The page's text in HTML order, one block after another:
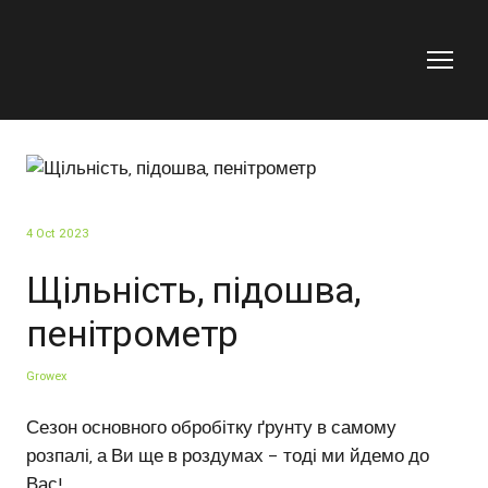
4 Oct 2023
Щільність, підошва,
пенітрометр
Growex
Сезон основного обробітку ґрунту в самому
розпалі, а Ви ще в роздумах – тоді ми йдемо до